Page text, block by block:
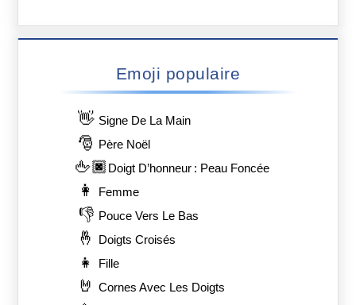
Emoji populaire
👋 Signe De La Main
🎅 Père Noël
🖕🏿 Doigt D’honneur : Peau Foncée
👩 Femme
👎 Pouce Vers Le Bas
🤞 Doigts Croisés
👧 Fille
🤘 Cornes Avec Les Doigts